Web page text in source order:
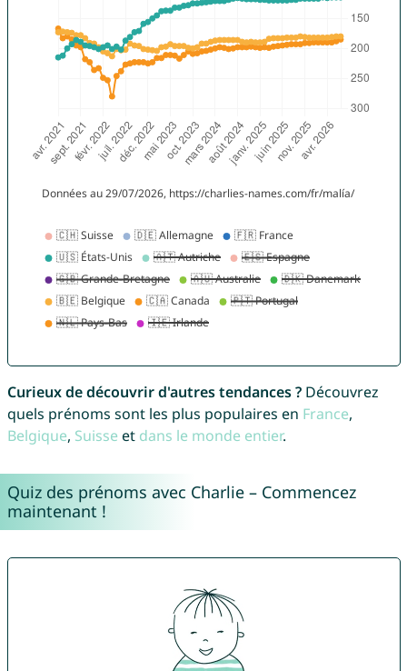
Curieux de découvrir d'autres tendances ?Découvrez
quels prénoms sont les plus populaires en France,
Belgique, Suisse et dans le monde entier.
Quiz des prénoms avec Charlie – Commencez
maintenant !